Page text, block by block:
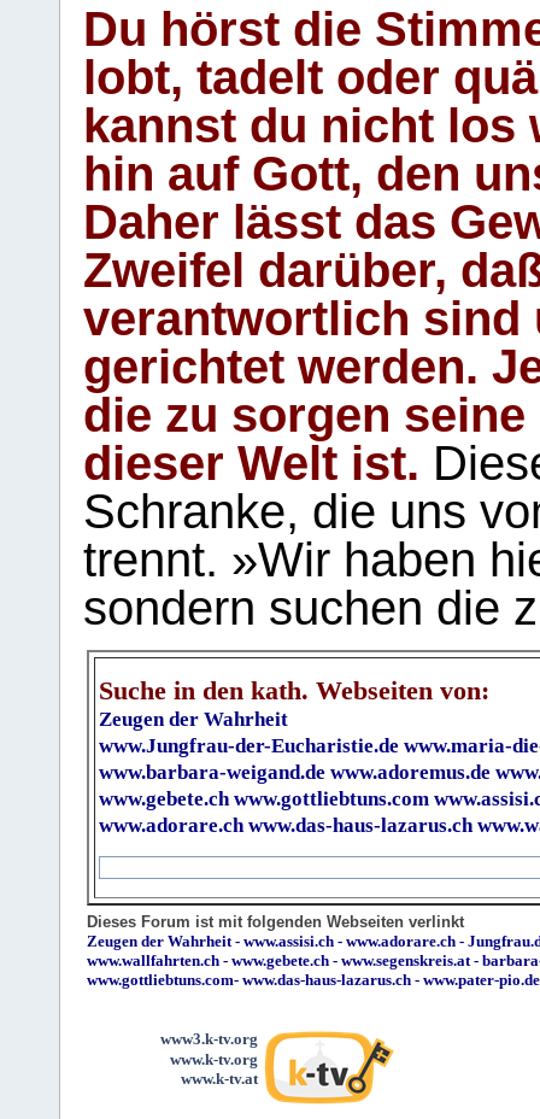
Du hörst die
lobt, tadelt oder
kannst du nicht los
hin auf Gott, den
Daher lässt das
Zweifel darüber,
verantwortlich sind
gerichtet werden.
die zu sorgen
dieser Welt ist.
Schranke, die uns
trennt. »Wir haben
sondern suchen die
Suche in den kath. Webseiten von:
Zeugen der Wahrheit
www.Jungfrau-der-Eucharistie.de www.maria-
www.barbara-weigand.de www.adoremus.de
www.gebete.ch www.gottliebtuns.com
www.adorare.ch www.das-haus-lazarus.ch
Dieses Forum ist mit folgenden Webseiten verlinkt
Zeugen der Wahrheit- www.assisi.ch - www.adorare.ch -
www.wallfahrten.ch - www.gebete.ch - www.segenskreis.at-
www.gottliebtuns.com- www.das-haus-lazarus.ch - www.pater-pio.de
www3.k-tv.org
www.k-tv.org
www.k-tv.at